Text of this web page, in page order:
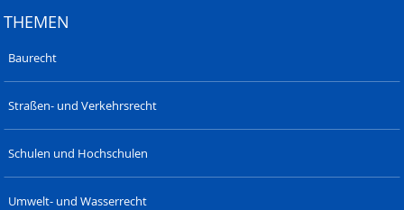
THEMEN
Baurecht
Straßen- und Verkehrsrecht
Schulen und Hochschulen
Umwelt- und Wasserrecht